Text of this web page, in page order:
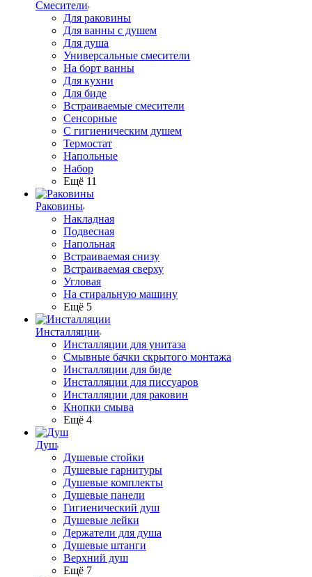
Смесители
Для раковины
Для ванны с душем
Для душа
Универсальные смесители
На борт ванны
Для кухни
Для биде
Встраиваемые смесители
Сенсорные
С гигиеническим душем
Термостат
Напольные
Набор
Ещё 11
Раковины
Накладная
Подвесная
Напольная
Встраиваемая снизу
Встраиваемая сверху
Угловая
На стиральную машину
Ещё 5
Инсталляции
Инсталляции для унитаза
Смывные бачки скрытого монтажа
Инсталляции для биде
Инсталляции для писсуаров
Инсталляции для раковин
Кнопки смыва
Ещё 4
Душ
Душевые стойки
Душевые гарнитуры
Душевые комплекты
Душевые панели
Гигиенический душ
Душевые лейки
Держатели для душа
Душевые штанги
Верхний душ
Ещё 7